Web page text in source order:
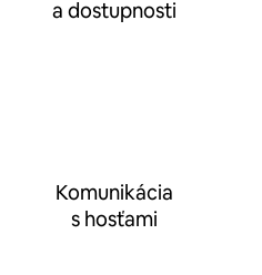
a dostupnosti
Komunikácia
s hosťami